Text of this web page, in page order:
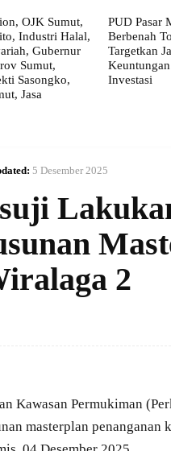
OJK Sumut,
Industri Halal,
Gubernur
Sumut,
Sasongko,
Jasa
PUD Pasar
Berbenah
Targetkan
Investasi
5 Desember 2025
2
Kawasan Permukiman
masterplan penanganan